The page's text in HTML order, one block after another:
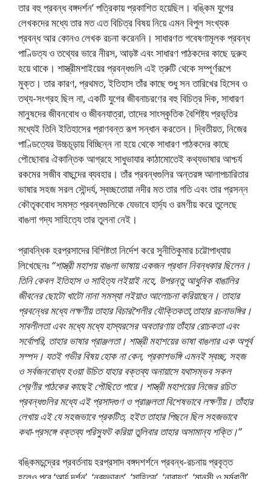
তার বহু প্রবন্ধ বঙ্গদর্শন’ পত্রিকায় প্রকাশিত হয়েছিল। বঙ্কিম যুগের
লেখকদের মধ্যে তার মত এত বিচিত্র বিষয় নিয়ে এমন বিপুল সংখ্যক
প্রবন্ধ আর কোনও লেখক রচনা করেননি। সাধারণত গবেষণামূলক প্রবন্ধ
পাণ্ডিত্য ও তথ্যের ভারে নীরস, আড়ষ্ট এবং সাধারণ পাঠকদের কাছে দুরুহ
হয়ে থাকে। শাস্ত্রীমশাইয়ের প্রবন্ধগুলি এই ত্রুটি থেকে সম্পূর্ণরূপে
মুক্ত। তার কারণ, প্রথমত, ইতিহাস তাঁর কাছে শুধু সন তারিখের হিসেব ও
তথ্য-সংগ্রহ ছিল না, একটি যুগের জীবনাচরণের বহু বিচিত্র দিক, সাধারণ
মানুষদের জীবনবােধ ও জীবনযাত্রা, তাদের সাংস্কৃতিক বৈশিষ্ট্য প্রভৃতির
মধ্যেই তিনি ইতিহাসের প্রাণবন্ত রূপ সন্ধান করতেন। দ্বিতীয়ত, নিজের
পাণ্ডিত্যের উচ্চচূড়ায় বিচ্ছিন্ন না হয়ে থেকে সাধারণ পাঠকদের কাছে
পৌছােবার ঐকান্তিক আগ্রহে সাধুভাযার কাঠামোতেই কথ্যভাষার আশ্চর্য
রকমের সজীব বাছন্দের ব্যবহার। তাঁর প্রবন্ধগুলির অন্তরঙ্গ আলাপচারিতার
ভাষার সহজ সরল সৌন্দর্য, স্বচ্ছতােয়া নদীর মত তার গতি এবং তার প্রসন্ন
কৌতৃকবােধ সমস্ত প্রবন্ধগুলিকে যেভাবে হার্দ্য ও রমণীয় করে তুলেছে
বাঙলা গদ্য সাহিত্যে তার তুলনা নেই।
প্রাবন্ধিক হরপ্রসাদের বিশিষ্টতা নির্দেশ করে সুনীতিকুমার চট্টোপাধ্যায়
লিখেছেনঃ “শাস্ত্রী মহাশয় বাঙলা ভাষায় একজন প্রধান নিবন্ধকার ছিলেন।
তিনি কেবল ইতিহাস ও সাহিত্য লইয়াই নহে, উপরন্তু আধুনিক বাঙালির
জীবনের ছােটো খাটো নানা সমস্যা লইয়াও আলােচনা করিয়াছেন। তাহার
প্রবন্ধের মধ্যে লক্ষণীয় তাহার বিচারশৈলীর যৌক্তিকতা,তাহার রচনাভঙ্গির।
সাবলীলতা এবং মধ্যে মধ্যে হাস্যরসের অবতারণায় তাঁহার রােচকতা এবং
সর্বোপরি, তাহার ভাষার প্রাঞ্জলতা। শাস্ত্রী মহাশয়ের ভাষা বাঙলার এক অপূর্ব
সম্পদ। যতই গভীর বিষয় হােক না কেন, প্রকাশভঙ্গি এমনই স্বচ্ছ, সহজ
ও সর্বজনবােধ্য হওয়া উচিত যাহার বক্তব্য অনায়াসে যথাসম্ভব সকল
শ্রেণীর পাঠকের কাছেই পৌছিতে পারে। শাস্ত্রী মহাশয়ের নিজের রচিত
প্রবন্ধগুলির মধ্যে এই প্রসাদগুণ ও প্রাঞ্জলতা বিশেষভাবে লক্ষণীয়। তাঁহার
লেখায় এই যে সহজভাবে প্রকটিত, হইত তাহার পিছনে ছিল সহজভাবে
কথা-প্রসঙ্গে বক্তব্য পরিস্ফুট করিয়া তুলিবার তাহার অসামান্য শক্তি।”
বঙ্কিমচন্দ্রের প্রবর্তনায় হরপ্রসাদ বঙ্গদশর্শনে প্রবন্ধ-রচনায় প্রবৃত্ত